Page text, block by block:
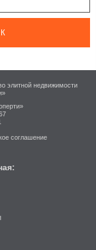
элитной недвижимости
соглашение